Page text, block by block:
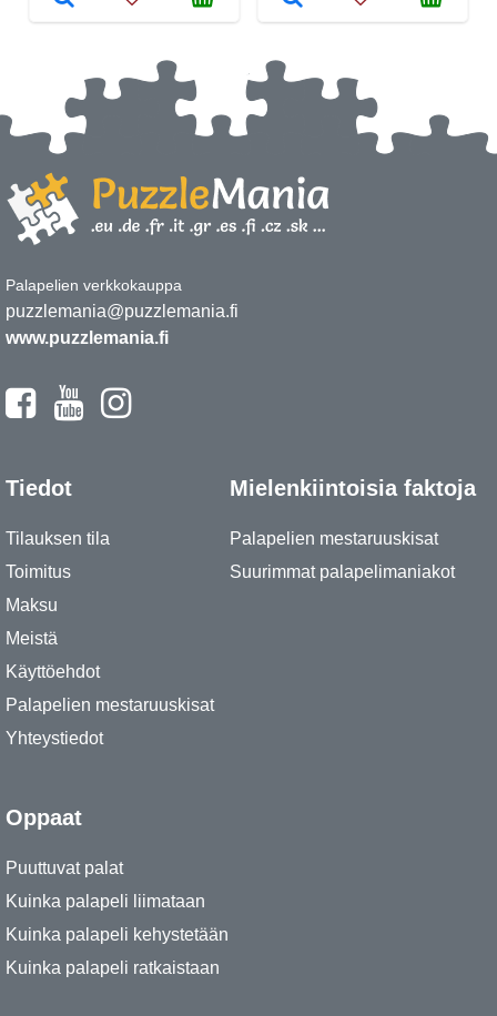
Palapelien verkkokauppa
puzzlemania@puzzlemania.fi
www.puzzlemania.fi
Tiedot
Tilauksen tila
Toimitus
Maksu
Meistä
Käyttöehdot
Palapelien mestaruuskisat
Yhteystiedot
Mielenkiintoisia faktoja
Palapelien mestaruuskisat
Suurimmat palapelimaniakot
Oppaat
Puuttuvat palat
Kuinka palapeli liimataan
Kuinka palapeli kehystetään
Kuinka palapeli ratkaistaan